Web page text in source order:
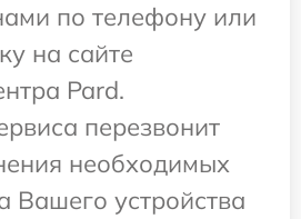
по телефону или
на сайте
Pard.
перезвонит
необходимых
Вашего устройства